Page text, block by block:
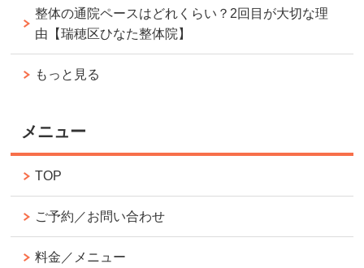
整体の通院ペースはどれくらい？2回目が大切な理
由【瑞穂区ひなた整体院】
もっと見る
メニュー
TOP
ご予約／お問い合わせ
料金／メニュー